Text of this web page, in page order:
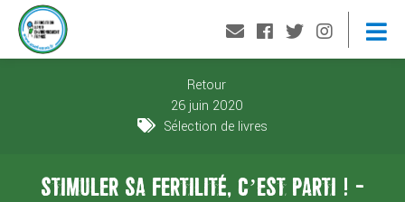
Retour
26 juin 2020
Sélection de livres
STIMULER SA FERTILITÉ, C’EST PARTI ! -